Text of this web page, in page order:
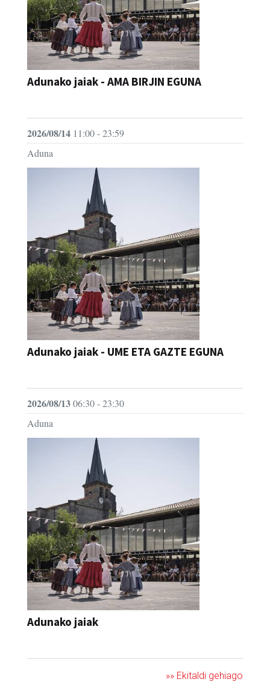
Adunako jaiak - AMA BIRJIN EGUNA
2026/08/14 11:00 - 23:59
Aduna
Adunako jaiak - UME ETA GAZTE EGUNA
2026/08/1306:30 - 23:30
Aduna
Adunako jaiak
»» Ekitaldi gehiago